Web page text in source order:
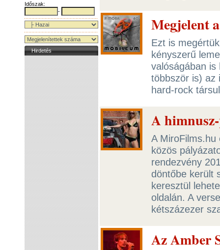
Időszak:
-
Hirdetés
Megjelent
Ezt is
kényszerű
valóságában
többször is) az
hard-rock
A
A
közös
rendezvény
döntőbe került
keresztül
oldalán. A
kétszázezer
Az Amber